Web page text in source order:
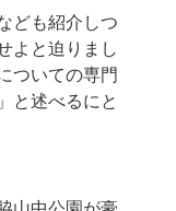
ども紹介しつ
よと迫りまし
ついての専門
と述べるにと